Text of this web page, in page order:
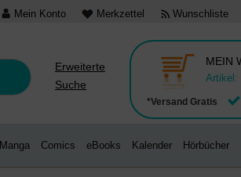
Mein Konto Merkzettel Wunschliste
Erweiterte
Suche
*Versand Gratis
MEIN
Artikel:
Manga Comics eBooks Kalender Hörbücher